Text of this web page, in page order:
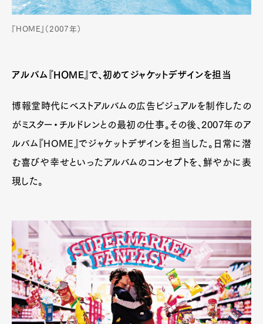
『HOME』（2007年）
アルバム『HOME』で、初めてジャケットデザインを担当
博報堂時代にベストアルバムの広告ビジュアルを制作したの
がミスター・チルドレンとの最初の仕事。その後、2007年のア
ルバム『HOME』でジャケットデザインを担当した。日常に潜
む喜びや幸せといったアルバムのコンセプトを、鮮やかに表
現した。